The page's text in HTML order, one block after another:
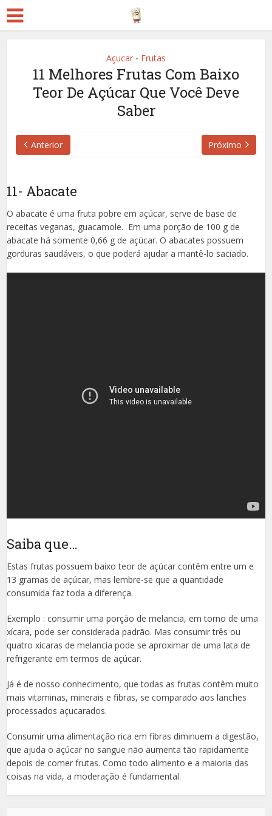
Açucar • Frutas
11 Melhores Frutas Com Baixo
Teor De Açúcar Que Você Deve
Saber
Anterior Próximo
11- Abacate
O abacate é uma fruta pobre em açúcar, serve de base de
receitas veganas, guacamole. Em uma porção de 100 g de
abacate há somente 0,66 g de açúcar. O abacates possuem
gorduras saudáveis, o que poderá ajudar a mantê-lo saciado.
Saiba que…
Estas frutas possuem baixo teor de açúcar contêm entre um e
13 gramas de açúcar, mas lembre-se que a quantidade
consumida faz toda a diferença.
Exemplo : consumir uma porção de melancia, em torno de uma
xícara, pode ser considerada padrão. Mas consumir três ou
quatro xícaras de melancia pode se aproximar de uma lata de
refrigerante em termos de açúcar.
Já é de nosso conhecimento, que todas as frutas contêm muito
mais vitaminas, minerais e fibras, se comparado aos lanches
processados ​​açucarados.
Consumir uma alimentação rica em fibras diminuem a digestão,
que ajuda o açúcar no sangue não aumenta tão rapidamente
depois de comer frutas. Como todo alimento e a maioria das
coisas na vida, a moderação é fundamental.